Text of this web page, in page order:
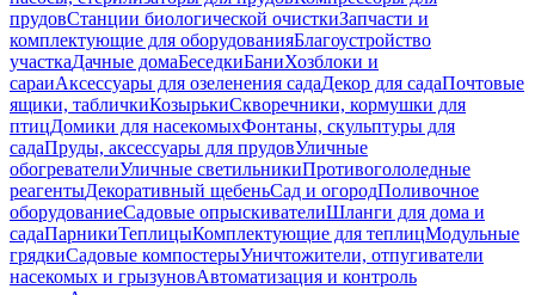
прудовСтанции биологической очисткиЗапчасти и
комплектующие для оборудованияБлагоустройство
участкаДачные домаБеседкиБаниХозблоки и
сараиАксессуары для озеленения садаДекор для садаПочтовые
ящики, табличкиКозырькиСкворечники, кормушки для
птицДомики для насекомыхФонтаны, скульптуры для
садаПруды, аксессуары для прудовУличные
обогревателиУличные светильникиПротивогололедные
реагентыДекоративный щебеньСад и огородПоливочное
оборудованиеСадовые опрыскивателиШланги для дома и
садаПарникиТеплицыКомплектующие для теплицМодульные
грядкиСадовые компостерыУничтожители, отпугиватели
насекомых и грызуновАвтоматизация и контроль